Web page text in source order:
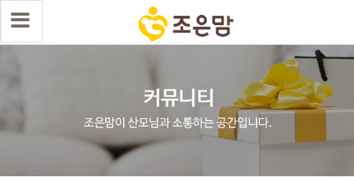
select wr_id, wr_subject from g5_write_m05_04 where wr_is_comment
= 0 and wr_datetime <= '2025-10-10 20:03:50' and wr_id <> '2627'
order by wr_datetime desc limit 1 asdasf